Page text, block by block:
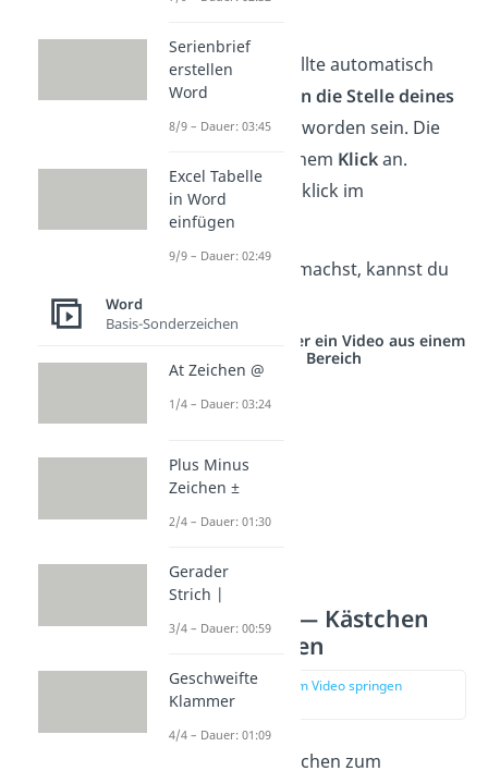
Super! Damit sollte automatisch
eine Checkbox
an die Stelle deines
Cursorsgesetzt worden sein. Die
kreuzt du mit einem Klickan.
(MacOS: Doppelklick im
Untermenü)
Wie du das in Excel machst, kannst du
dir
Studyflix vernetzt: Hier ein Video aus einem
anderen Bereich
Möglichkeit 2 — Kästchen
zum Ausdrucken
zur Stelle im Video springen
(01:25)
Wenn du Word Kästchen zum
Serienbrief
erstellen
Word
8/9 – Dauer: 03:45
Excel Tabelle
in Word
einfügen
9/9 – Dauer: 02:49
Word
Basis-Sonderzeichen
At Zeichen @
1/4 – Dauer: 03:24
Plus Minus
Zeichen ±
2/4 – Dauer: 01:30
Gerader
Strich |
3/4 – Dauer: 00:59
Geschweifte
Klammer
4/4 – Dauer: 01:09